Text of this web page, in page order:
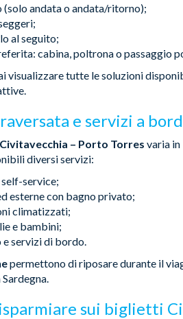
(solo andata o andata/ritorno);
al seguito;
cabina, poltrona o passaggio
visualizzare tutte le soluzioni
e servizi a
Civitavecchia – Porto Torres varia in
diversi servizi:
service;
esterne con bagno privato;
climatizzati;
e bambini;
servizi di bordo.
permettono di riposare durante il
sui biglietti